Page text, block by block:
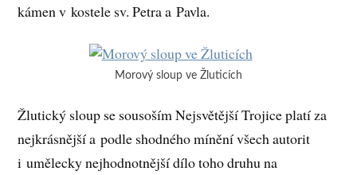
kámen v kostele sv. Petra a Pavla.
Morový sloup ve Žluticích
Žlutický sloup se sousoším Nejsvětější Trojice platí za
nejkrásnější a podle shodného mínění všech autorit
i umělecky nejhodnotnější dílo toho druhu na